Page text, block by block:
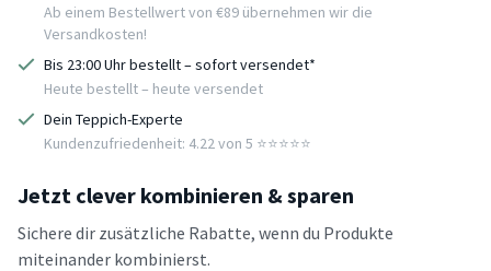
Ab einem Bestellwert von €89 übernehmen wir die
Versandkosten!
Bis 23:00 Uhr bestellt – sofort versendet*
Heute bestellt – heute versendet
Dein Teppich-Experte
Kundenzufriedenheit: 4.22 von 5 ⭐️⭐️⭐️⭐️⭐️
Jetzt clever kombinieren & sparen
Sichere dir zusätzliche Rabatte, wenn du Produkte
miteinander kombinierst.